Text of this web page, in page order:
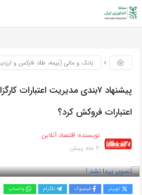
بانک و مالی (بیمه، طلا، فارکس و
پیشنهاد ۷بندی مدیریت اعتبارات
اعتبارات ‌فروکش کرد؟
نویسنده: اقتصاد آنلاین
2 ماه پیش
توییتر فیسبوک تلگرام واتساپ